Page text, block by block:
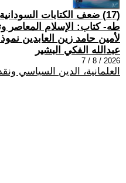
(17) ضعف الكتابات
لأمين حامد زين العابدين نموذجًا
عبدالله الفكي البشير
2026 / 8 / 7
العلمانية، الدين السياسي